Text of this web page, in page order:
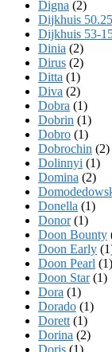
Digna (2)
Dijkhuis
Dijkhuis 53-
Dinia (2)
Dirus (2)
Ditta (1)
Diva (2)
Dobra (1)
Dobrin (1)
Dobro (1)
Dobrochin (2)
Dolinnyi (1)
Domina (2)
Donella (1)
Donor(1)
Doon Bounty
Doon Early
Doon Pearl (1)
Doon Star(1)
Dora (1)
Dorado (1)
Dorett (1)
Dorina (2)
Doris (1)